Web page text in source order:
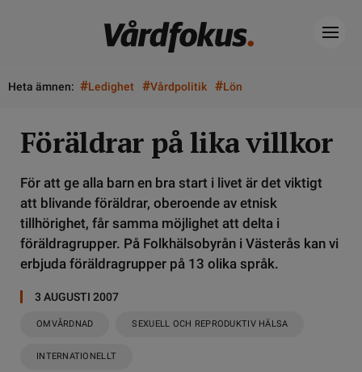
Heta ämnen: #Ledighet #Vårdpolitik #Lön
Föräldrar på lika villkor
För att ge alla barn en bra start i livet är det viktigt
att blivande föräldrar, oberoende av etnisk
tillhörighet, får samma möjlighet att delta i
föräldragrupper. På Folkhälsobyrån i Västerås kan vi
erbjuda föräldragrupper på 13 olika språk.
3 AUGUSTI 2007
OMVÅRDNAD SEXUELL OCH REPRODUKTIV HÄLSA
INTERNATIONELLT